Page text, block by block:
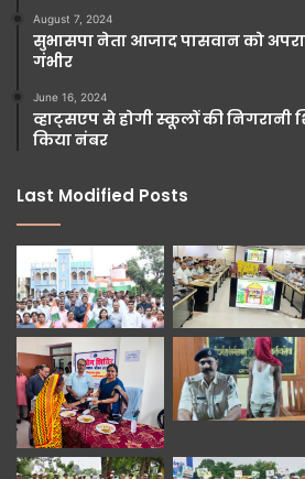
August 7, 2024
सुभासपा नेता आजाद पासवान को
गंभीर
June 16, 2024
व्हाट्सएप से होगी स्कूलों की निगरानी
किया नंबर
Last Modified Posts